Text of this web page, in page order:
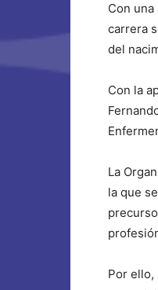
Con
carrera
del
Con la
La
la que
Por ello,